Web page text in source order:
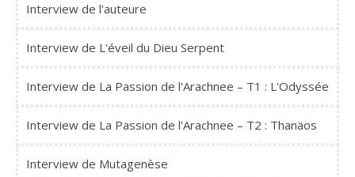
Interview de l'auteure
Interview de L'éveil du Dieu Serpent
Interview de La Passion de l'Arachnee – T1 : L'Odyssée
Interview de La Passion de l'Arachnee – T2 : Thanäos
Interview de Mutagenèse